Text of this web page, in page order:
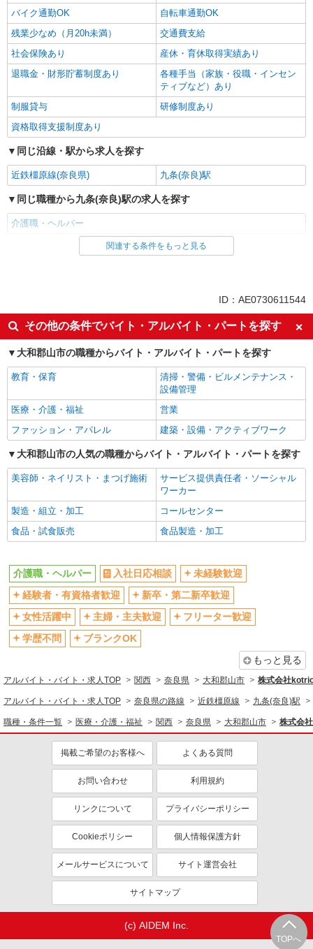
バイク通勤OK
自転車通勤OK
残業少なめ（月20h未満）
交通費支給
社会保険あり
産休・育休取得実績あり
退職金・財形貯蓄制度あり
各種手当（家族・役職・インセン
ティブなど）あり
制服貸与
研修制度あり
資格取得支援制度あり
同じ沿線・駅から求人を探す
近鉄橿原線(奈良県) 九条(奈良)駅
同じ職種から九条(奈良)駅の求人を探す
介護職・ヘルパー
同じ雇用形態から九条(奈良)駅の求人を探す
入社日応相談
未経験歓迎
経験者・有資格者歓迎
新卒・第二新卒歓迎
女性活躍中
主婦・主夫歓迎
フリーター歓迎
学歴不問
ブランクOK
ミドル（40代～）活躍中
エルダー（50代～）活躍中
シニア（60代～）活躍中
高収入・高額
ボーナス・賞与あり
昇給あり
完全週休2日制
フルタイム歓迎
禁煙・分煙
駅直結・駅チカ
車通勤OK
バイク通勤OK
自転車通勤OK
残業少なめ（月20h未満）
交通費支給
社会保険あり
産休・育休取得実績あり
退職金・財形貯蓄制度あり
各種手当（家族・役職・インセン
ティブなど）あり
制服貸与
研修制度あり
資格取得支援制度あり
医療・介護・福祉
介護職・ヘルパー
同じ特徴から求人を探す
ミドル（40代～）活躍中
ボーナス・賞与あり
車通勤OK
交通費支給
社会保険あり
産休・育休取得実績あり
関連する条件をもっと見る
ID：AE0730611544
その他の条件でバイト・アルバイト・パートを探す
大和郡山市の職種からバイト・アルバイト・パートを探す
教育・保育
清掃・警備・ビルメンテナンス・
設備管理
医療・介護・福祉
営業
ファッション・アパレル
建築・設備・アクティブワーク
大和郡山市の人気の職種からバイト・アルバイト・パートを探す
美容師・ネイリスト・まつげ施術
サービス提供責任者・ソーシャル
ワーカー
製造・組立・加工
コールセンター
食品・試食販売
食品製造・加工
TOPへ
介護職・ヘルパー 入社日応相談
未経験歓迎
経験者・有資格者歓迎
新卒・第二新卒歓迎
女性活躍中
主婦・主夫歓迎
フリーター歓迎
学歴不問
ブランクOK
もっと見る
アルバイト・バイト・求人TOP 関西 奈良県 大和郡山市 株式会社
アルバイト・バイト・求人TOP 奈良県の路線 近鉄橿原線 九条(奈良)駅
職種・条件一覧 医療・介護・福祉 関西 奈良県 大和郡山市 株式会
掲載ご希望のお客様へ よくある質問
お問い合わせ 利用規約
リンクについて プライバシーポリシー
Cookieポリシー 個人情報保護方針
メールサービスについて サイト運営会社
サイトマップ
(c) AIDEM Inc.